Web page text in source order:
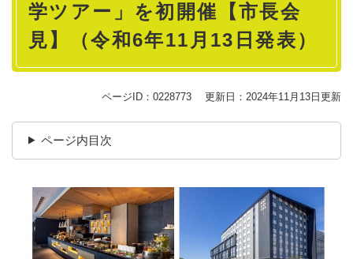
学ツアー」を初開催【市長会
見】（令和6年11月13日発表）
ページID：0228773 更新日：2024年11月13日更新
ページ内目次